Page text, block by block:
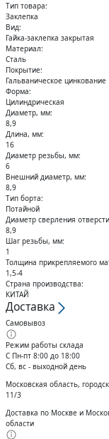
Спец.крепеж
Шпоночный
Кольца стопорные
Гибкие вставки
Воздухо-
Тип товара:
Заклепка
Вид:
Гайка-заклепка закрытая
Материал:
Сталь
Покрытие:
Гальваническое цинкование
Форма:
Цилиндрическая
Диаметр, мм:
8,9
Длина, мм:
16
Диаметр резьбы, мм:
6
Внешний диаметр, мм:
8,9
Тип борта:
Потайной
Диаметр сверления
8,9
Шаг резьбы, мм:
1
Толщина прикрепляемого
1,5-4
Страна производства:
КИТАЙ
Доставка
Самовывоз
Режим работы склада
С Пн-пт 8:00 до 18:00
Сб, вс - выходной день
Московская область,
11/3
Доставка по Москве и
области